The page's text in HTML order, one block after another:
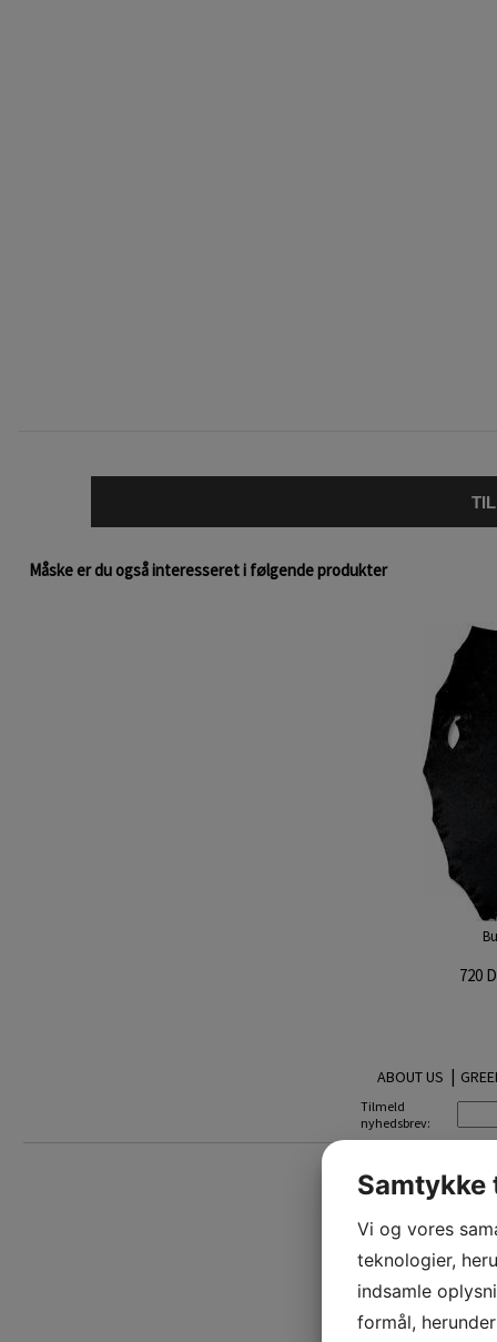
Måske er du også interesseret i følgende produkter
720
ABOUT US |
Tilmeld
nyhedsbrev:
Vi og vores
teknologier,
indsamle
formål,